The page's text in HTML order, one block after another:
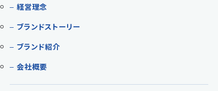
経営理念
ブランドストーリー
ブランド紹介
会社概要